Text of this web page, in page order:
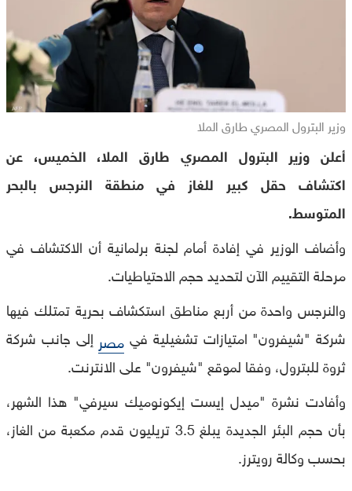
وزير البترول المصري طارق الملا
أعلن وزير البترول المصري طارق الملا، الخميس، عن
اكتشاف حقل كبير للغاز في منطقة النرجس بالبحر
المتوسط.
وأضاف الوزير في إفادة أمام لجنة برلمانية أن الاكتشاف في
مرحلة التقييم الآن لتحديد حجم الاحتياطيات.
والنرجس واحدة من أربع مناطق استكشاف بحرية تمتلك فيها
شركة "شيفرون" امتيازات تشغيلية في مصر إلى جانب شركة
ثروة للبترول، وفقا لموقع "شيفرون" على الانترنت.
وأفادت نشرة "ميدل إيست إيكونوميك سيرفي" هذا الشهر،
بأن حجم البئر الجديدة يبلغ 3.5 تريليون قدم مكعبة من الغاز،
بحسب وكالة رويترز.